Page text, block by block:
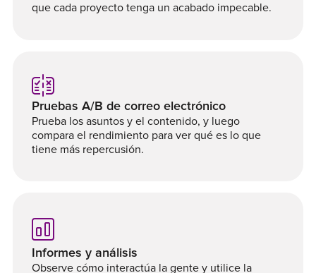
que cada proyecto tenga un acabado impecable.
Pruebas A/B de correo electrónico
Prueba los asuntos y el contenido, y luego
compara el rendimiento para ver qué es lo que
tiene más repercusión.
Informes y análisis
Observe cómo interactúa la gente y utilice la